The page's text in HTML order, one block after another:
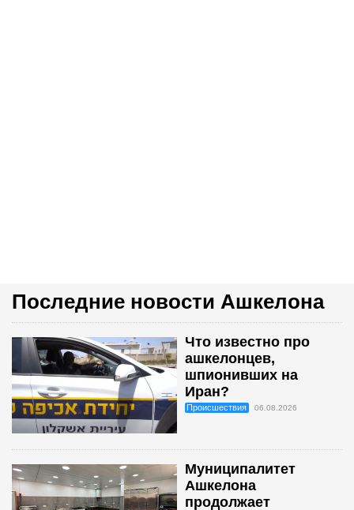
Последние новости Ашкелона
Что известно про
ашкелонцев,
шпионивших на
Иран?
Происшествия 06.08.2026
Муниципалитет
Ашкелона
продолжает